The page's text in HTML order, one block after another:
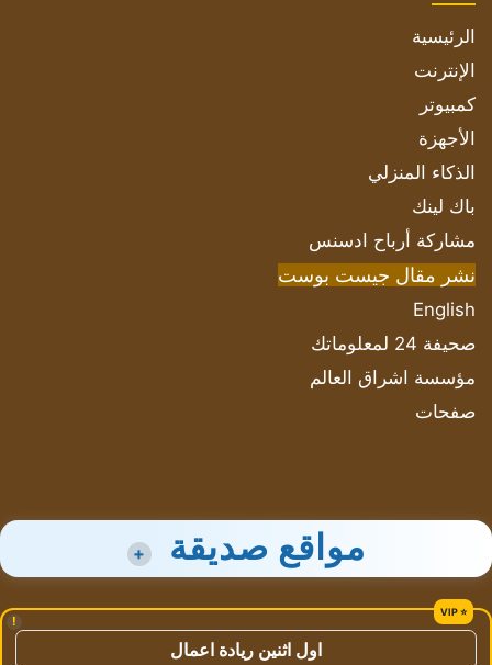
الرئيسية
الإنترنت
كمبيوتر
الأجهزة
الذكاء المنزلي
باك لينك
مشاركة أرباح ادسنس
نشر مقال جيست بوست
English
صحيفة 24 لمعلوماتك
مؤسسة اشراق العالم
صفحات
مواقع صديقة +
!
اول اثنين ريادة اعمال